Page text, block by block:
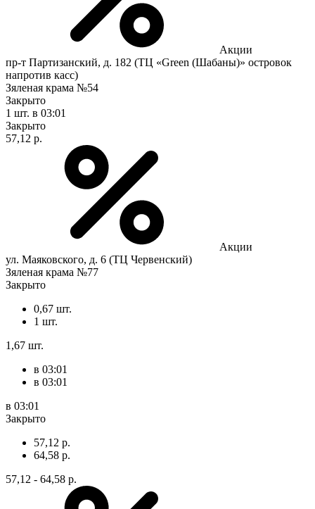
Акции
пр-т Партизанский, д. 182 (ТЦ «Green (Шабаны)» островок
напротив касс)
Зяленая крама №54
Закрыто
1 шт. в 03:01
Закрыто
57,12 р.
Акции
ул. Маяковского, д. 6 (ТЦ Червенский)
Зяленая крама №77
Закрыто
0,67 шт.
1 шт.
1,67 шт.
в 03:01
в 03:01
в 03:01
Закрыто
57,12 р.
64,58 р.
57,12 - 64,58 р.